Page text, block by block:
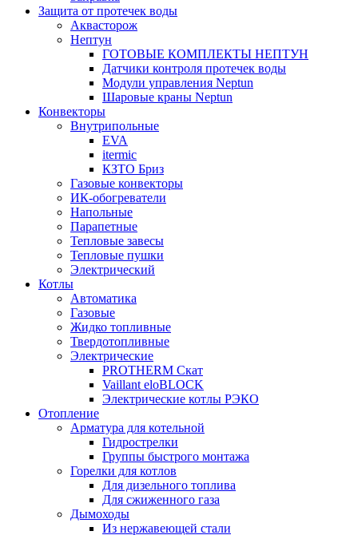
Защита от протечек воды
Аквасторож
Нептун
ГОТОВЫЕ КОМПЛЕКТЫ НЕПТУН
Датчики контроля протечек воды
Модули управления Neptun
Шаровые краны Neptun
Конвекторы
Внутрипольные
EVA
itermic
КЗТО Бриз
Газовые конвекторы
ИК-обогреватели
Напольные
Парапетные
Тепловые завесы
Тепловые пушки
Электрический
Котлы
Автоматика
Газовые
Жидко топливные
Твердотопливные
Электрические
PROTHERM Скат
Vaillant eloBLOCK
Электрические котлы РЭКО
Отопление
Арматура для котельной
Гидрострелки
Группы быстрого монтажа
Горелки для котлов
Для дизельного топлива
Для сжиженного газа
Дымоходы
Из нержавеющей стали